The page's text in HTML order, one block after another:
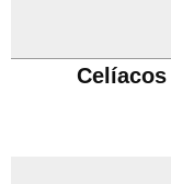
Celíacos